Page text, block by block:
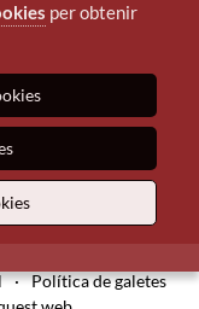
· Política de galetes
per obtenir